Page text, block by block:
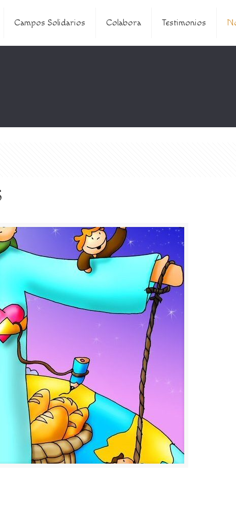
Campos Solidarios Colabora Testimonios